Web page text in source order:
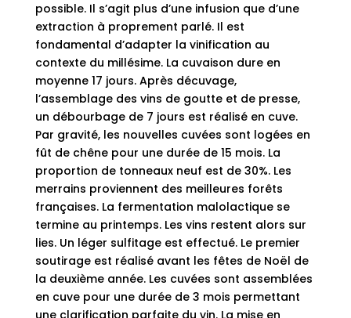
possible. Il s’agit plus d’une infusion que d’une
extraction à proprement parlé. Il est
fondamental d’adapter la vinification au
contexte du millésime. La cuvaison dure en
moyenne 17 jours. Après décuvage,
l’assemblage des vins de goutte et de presse,
un débourbage de 7 jours est réalisé en cuve.
Par gravité, les nouvelles cuvées sont logées en
fût de chêne pour une durée de 15 mois. La
proportion de tonneaux neuf est de 30%. Les
merrains proviennent des meilleures forêts
françaises. La fermentation malolactique se
termine au printemps. Les vins restent alors sur
lies. Un léger sulfitage est effectué. Le premier
soutirage est réalisé avant les fêtes de Noël de
la deuxième année. Les cuvées sont assemblées
en cuve pour une durée de 3 mois permettant